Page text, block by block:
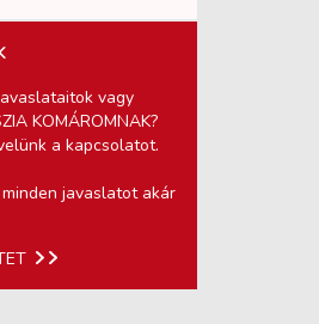
vagy
KOMÁROMNAK?
a kapcsolatot.
javaslatot akár